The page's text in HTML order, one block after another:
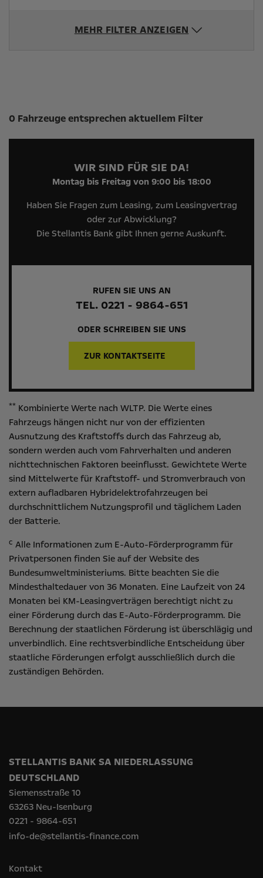
MEHR FILTER ANZEIGEN
Suchergebnisse
0 Fahrzeuge entsprechen aktuellem Filter
WIR SIND FÜR SIE DA!
Montag bis Freitag von 9:00 bis 18:00
Haben Sie Fragen zum Leasing, zum Leasingvertrag
oder zur Abwicklung?
Die Stellantis Bank gibt Ihnen gerne Auskunft.
RUFEN SIE UNS AN
TEL. 0221 - 9864-651
ODER SCHREIBEN SIE UNS
ZUR KONTAKTSEITE
** Kombinierte Werte nach WLTP. Die Werte eines
Fahrzeugs hängen nicht nur von der effizienten
Ausnutzung des Kraftstoffs durch das Fahrzeug ab,
sondern werden auch vom Fahrverhalten und anderen
nichttechnischen Faktoren beeinflusst. Gewichtete Werte
sind Mittelwerte für Kraftstoff- und Stromverbrauch von
extern aufladbaren Hybridelektrofahrzeugen bei
durchschnittlichem Nutzungsprofil und täglichem Laden
der Batterie.
c Alle Informationen zum E-Auto-Förderprogramm für
Privatpersonen finden Sie auf der Website des
Bundesumweltministeriums. Bitte beachten Sie die
Mindesthaltedauer von 36 Monaten. Eine Laufzeit von 24
Monaten bei KM-Leasingverträgen berechtigt nicht zu
einer Förderung durch das E-Auto-Förderprogramm. Die
Berechnung der staatlichen Förderung ist überschlägig und
unverbindlich. Eine rechtsverbindliche Entscheidung über
staatliche Förderungen erfolgt ausschließlich durch die
zuständigen Behörden.
STELLANTIS BANK SA NIEDERLASSUNG
DEUTSCHLAND
Siemensstraße 10
63263 Neu-Isenburg
0221 - 9864-651
info-de@stellantis-finance.com
Kontakt